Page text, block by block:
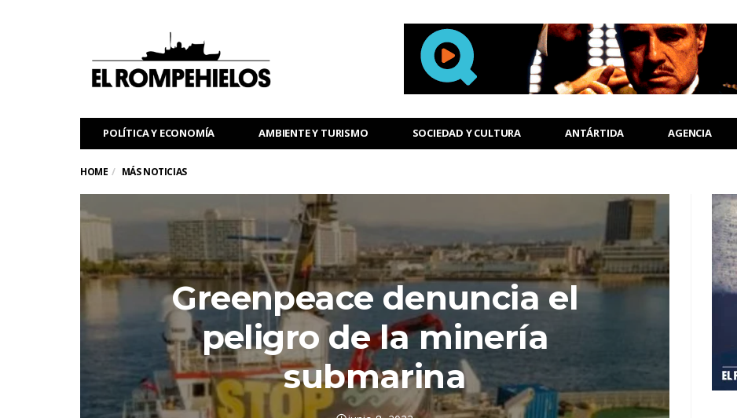
POLÍTICA Y ECONOMÍA AMBIENTE Y TURISMO SOCIEDAD Y CULTURA ANTÁRTIDA AGENCIA
HOME MÁS NOTICIAS
Greenpeace denuncia el
peligro de la minería
submarina